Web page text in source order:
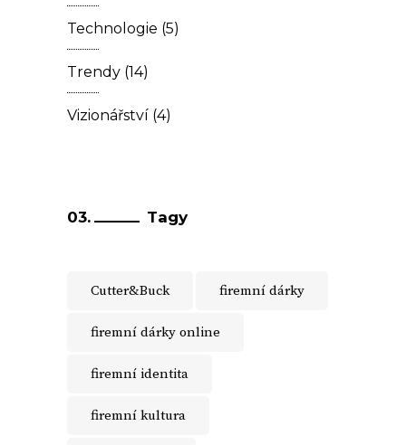
Technologie (5)
Trendy (14)
Vizionářství (4)
Tagy
Cutter&Buck firemní dárky
firemní dárky online
firemní identita
firemní kultura